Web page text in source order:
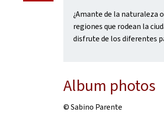
¿Amante de la naturaleza
regiones que rodean la
disfrute de los diferentes
Album photos
© Sabino Parente